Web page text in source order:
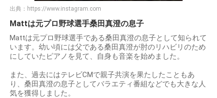
出典： https://www.instagram.com
Mattは元プロ野球選手桑田真澄の息子
Mattは元プロ野球選手である桑田真澄の息子として知られて
います。幼い頃には父である桑田真澄が肘のリハビリのため
にしていたピアノを見て、自身も音楽を始めました。
また、過去にはテレビCMで親子共演を果たしたこともあ
り、桑田真澄の息子としてバラエティ番組などでも大きな人
気を獲得しました。